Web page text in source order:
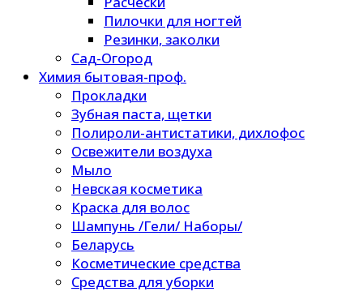
Пилочки для ногтей
Резинки, заколки
Сад-Огород
Химия бытовая-проф.
Прокладки
Зубная паста, щетки
Полироли-антистатики, дихлофос
Освежители воздуха
Мыло
Невская косметика
Краска для волос
Шампунь /Гели/ Наборы/
Беларусь
Косметические средства
Средства для уборки